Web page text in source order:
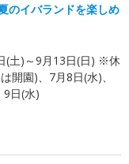
のイバランドを楽しめ
(土)～9月13日(日) ※休
開園)、7月8日(水)、
9日(水)